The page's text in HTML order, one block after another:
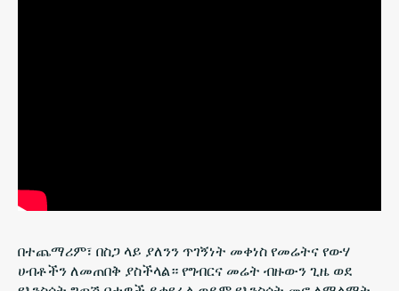
በተጨማሪም፣ በስጋ ላይ ያለንን ጥገኝነት መቀነስ የመሬትና የውሃ
ሀብቶችን ለመጠበቅ ያስችላል። የግብርና መሬት ብዙውን ጊዜ ወደ